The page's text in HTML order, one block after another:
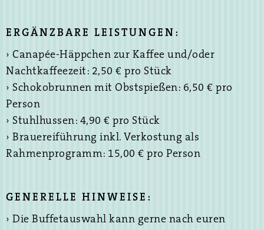
ERGÄNZBARE LEISTUNGEN:
› Canapée-Häppchen zur Kaffee und/oder
Nachtkaffeezeit: 2,50 € pro Stück
› Schokobrunnen mit Obstspießen: 6,50 € pro
Person
› Stuhlhussen: 4,90 € pro Stück
› Brauereiführung inkl. Verkostung als
Rahmenprogramm: 15,00 € pro Person
GENERELLE HINWEISE:
› Die Buffetauswahl kann gerne nach euren